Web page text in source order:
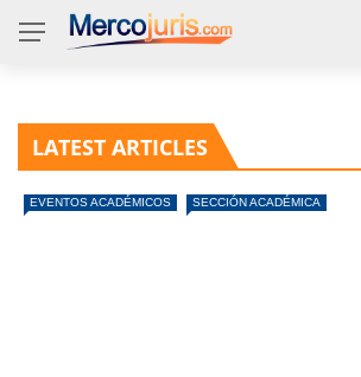
LATEST ARTICLES
EVENTOS ACADÉMICOS SECCIÓN ACADÉMICA